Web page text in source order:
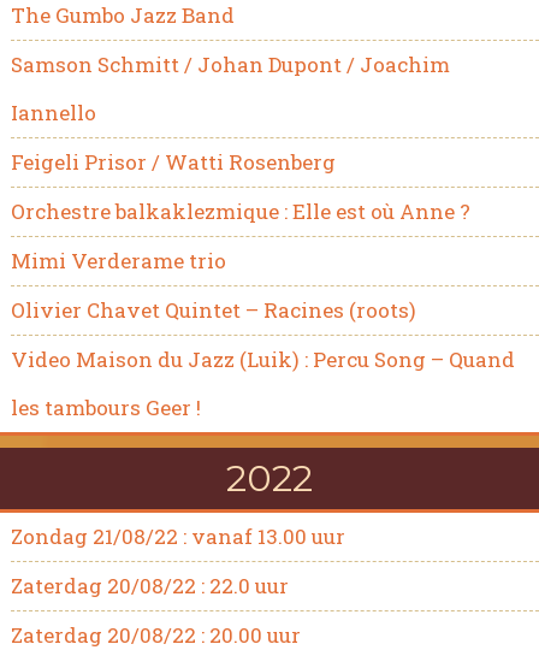
The Gumbo Jazz Band
Samson Schmitt / Johan Dupont / Joachim
Iannello
Feigeli Prisor / Watti Rosenberg
Orchestre balkaklezmique : Elle est où Anne ?
Mimi Verderame trio
Olivier Chavet Quintet – Racines (roots)
Video Maison du Jazz (Luik) : Percu Song – Quand
les tambours Geer !
2022
Zondag 21/08/22 : vanaf 13.00 uur
Zaterdag 20/08/22 : 22.0 uur
Zaterdag 20/08/22 : 20.00 uur